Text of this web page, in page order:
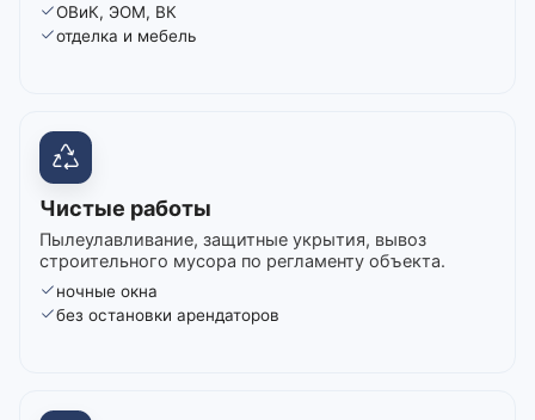
ОВиК, ЭОМ, ВК
отделка и мебель
Чистые работы
Пылеулавливание, защитные укрытия, вывоз
строительного мусора по регламенту объекта.
ночные окна
без остановки арендаторов